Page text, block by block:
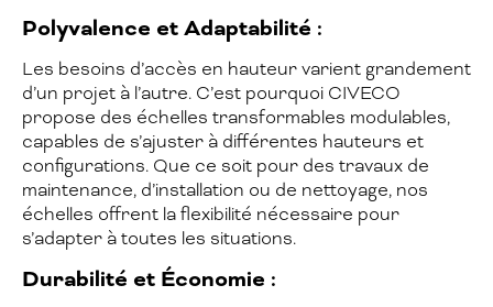
Polyvalence et Adaptabilité :
Les besoins d’accès en hauteur varient grandement
d’un projet à l’autre. C’est pourquoi CIVECO
propose des échelles transformables modulables,
capables de s’ajuster à différentes hauteurs et
configurations. Que ce soit pour des travaux de
maintenance, d’installation ou de nettoyage, nos
échelles offrent la flexibilité nécessaire pour
s’adapter à toutes les situations.
Durabilité et Économie :